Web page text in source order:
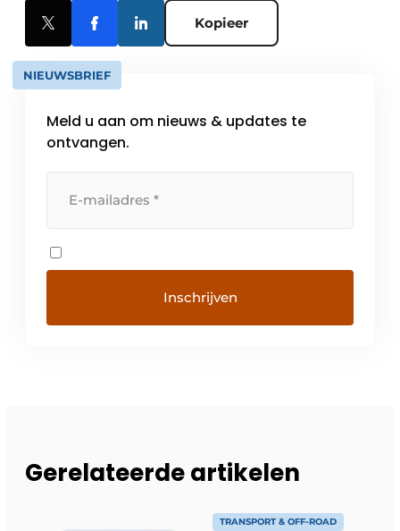
Kopieer
NIEUWSBRIEF
Meld u aan om nieuws & updates te
ontvangen.
Gerelateerde artikelen
TRANSPORT & OFF-ROAD